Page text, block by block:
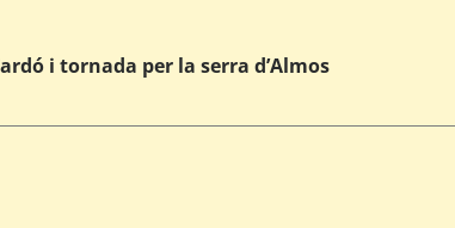
i tornada per la serra d’Almos